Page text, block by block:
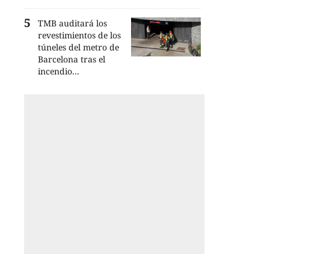
TMB auditará los
revestimientos de los
túneles del metro de
Barcelona tras el
incendio...